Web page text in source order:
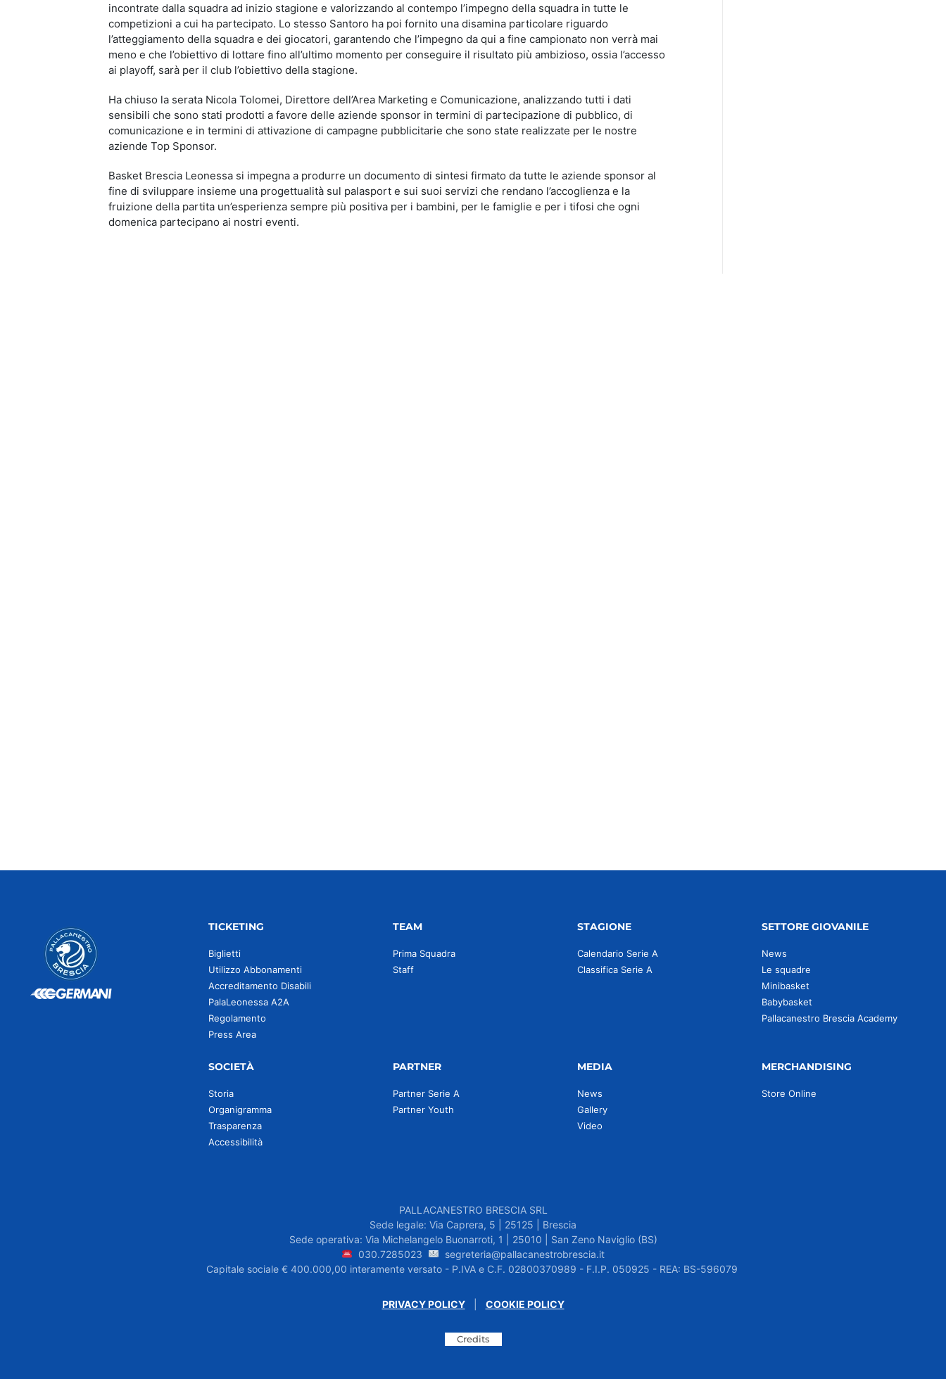
incontrate dalla squadra ad inizio stagione e valorizzando al contempo l’impegno della squadra in tutte le
competizioni a cui ha partecipato. Lo stesso Santoro ha poi fornito una disamina particolare riguardo
l’atteggiamento della squadra e dei giocatori, garantendo che l’impegno da qui a fine campionato non verrà mai
meno e che l’obiettivo di lottare fino all’ultimo momento per conseguire il risultato più ambizioso, ossia l’accesso
ai playoff, sarà per il club l’obiettivo della stagione.
Ha chiuso la serata Nicola Tolomei, Direttore dell’Area Marketing e Comunicazione, analizzando tutti i dati
sensibili che sono stati prodotti a favore delle aziende sponsor in termini di partecipazione di pubblico, di
comunicazione e in termini di attivazione di campagne pubblicitarie che sono state realizzate per le nostre
aziende Top Sponsor.
Basket Brescia Leonessa si impegna a produrre un documento di sintesi firmato da tutte le aziende sponsor al
fine di sviluppare insieme una progettualità sul palasport e sui suoi servizi che rendano l’accoglienza e la
fruizione della partita un’esperienza sempre più positiva per i bambini, per le famiglie e per i tifosi che ogni
domenica partecipano ai nostri eventi.
TICKETING
Biglietti
Utilizzo Abbonamenti
Accreditamento Disabili
PalaLeonessa A2A
Regolamento
Press Area
TEAM
Prima Squadra
Staff
STAGIONE
Calendario Serie A
Classifica Serie A
SETTORE GIOVANILE
News
Le squadre
Minibasket
Babybasket
Pallacanestro Brescia Academy
SOCIETÀ
Storia
Organigramma
Trasparenza
Accessibilità
PARTNER
Partner Serie A
Partner Youth
MEDIA
News
Gallery
Video
MERCHANDISING
Store Online
PALLACANESTRO BRESCIA SRL
Sede legale: Via Caprera, 5 | 25125 | Brescia
Sede operativa: Via Michelangelo Buonarroti, 1 | 25010 | San Zeno Naviglio (BS)
030.7285023
segreteria@pallacanestrobrescia.it
Capitale sociale € 400.000,00 interamente versato - P.IVA e C.F. 02800370989 - F.I.P. 050925 - REA: BS-596079
PRIVACY POLICY| COOKIE POLICY
Credits